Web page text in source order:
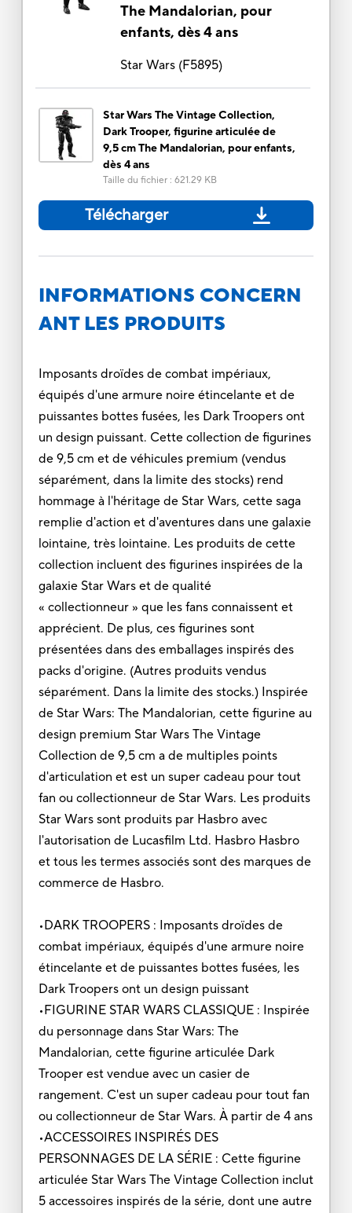
The Mandalorian, pour
enfants, dès 4 ans
Star Wars(F5895)
Star Wars The Vintage Collection,
Dark Trooper, figurine articulée de
9,5 cm The Mandalorian, pour enfants,
dès 4 ans
Taille du fichier: 621.29 KB
Télécharger
INFORMATIONS CONCERN
ANT LES PRODUITS
Imposants droïdes de combat impériaux,
équipés d'une armure noire étincelante et de
puissantes bottes fusées, les Dark Troopers ont
un design puissant. Cette collection de figurines
de 9,5 cm et de véhicules premium (vendus
séparément, dans la limite des stocks) rend
hommage à l'héritage de Star Wars, cette saga
remplie d'action et d'aventures dans une galaxie
lointaine, très lointaine. Les produits de cette
collection incluent des figurines inspirées de la
galaxie Star Wars et de qualité
« collectionneur » que les fans connaissent et
apprécient. De plus, ces figurines sont
présentées dans des emballages inspirés des
packs d'origine. (Autres produits vendus
séparément. Dans la limite des stocks.) Inspirée
de Star Wars: The Mandalorian, cette figurine au
design premium Star Wars The Vintage
Collection de 9,5 cm a de multiples points
d'articulation et est un super cadeau pour tout
fan ou collectionneur de Star Wars. Les produits
Star Wars sont produits par Hasbro avec
l'autorisation de Lucasfilm Ltd. Hasbro Hasbro
et tous les termes associés sont des marques de
commerce de Hasbro.
•DARK TROOPERS : Imposants droïdes de
combat impériaux, équipés d'une armure noire
étincelante et de puissantes bottes fusées, les
Dark Troopers ont un design puissant
•FIGURINE STAR WARS CLASSIQUE : Inspirée
du personnage dans Star Wars: The
Mandalorian, cette figurine articulée Dark
Trooper est vendue avec un casier de
rangement. C'est un super cadeau pour tout fan
ou collectionneur de Star Wars. À partir de 4 ans
•ACCESSOIRES INSPIRÉS DES
PERSONNAGES DE LA SÉRIE : Cette figurine
articulée Star Wars The Vintage Collection inclut
5 accessoires inspirés de la série, dont une autre